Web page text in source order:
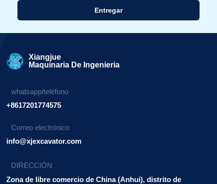
Entregar
Xiangjue
Maquinaria De Ingenieria
whatsapp/teléfono
+8617201774575
Correo electrónico
info@xjexcavator.com
DIRECCIÓN
Zona de libre comercio de China (Anhui), distrito de